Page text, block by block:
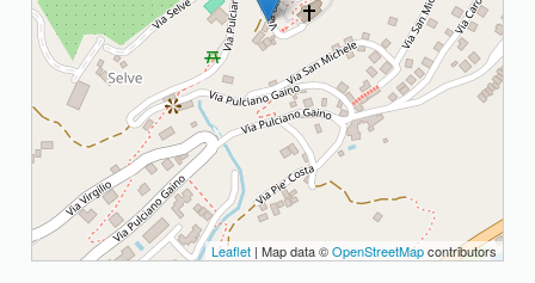
Leaflet | Map data ©OpenStreetMapcontributors